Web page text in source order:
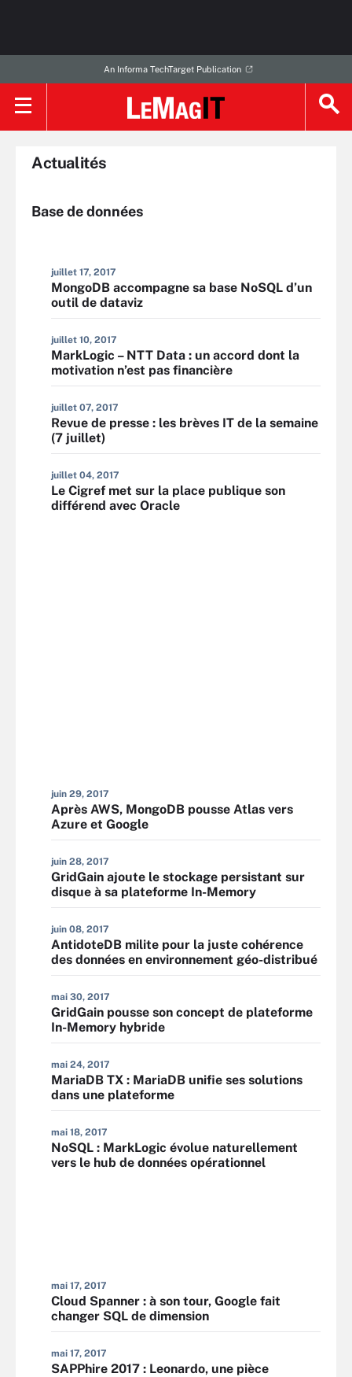
An Informa TechTarget Publication
Actualités
Base de données
juillet 17, 2017
MongoDB accompagne sa base NoSQL d’un
outil de dataviz
juillet 10, 2017
MarkLogic – NTT Data : un accord dont la
motivation n’est pas financière
juillet 07, 2017
Revue de presse : les brèves IT de la semaine
(7 juillet)
juillet 04, 2017
Le Cigref met sur la place publique son
différend avec Oracle
juin 29, 2017
Après AWS, MongoDB pousse Atlas vers
Azure et Google
juin 28, 2017
GridGain ajoute le stockage persistant sur
disque à sa plateforme In-Memory
juin 08, 2017
AntidoteDB milite pour la juste cohérence
des données en environnement géo-distribué
mai 30, 2017
GridGain pousse son concept de plateforme
In-Memory hybride
mai 24, 2017
MariaDB TX : MariaDB unifie ses solutions
dans une plateforme
mai 18, 2017
NoSQL : MarkLogic évolue naturellement
vers le hub de données opérationnel
mai 17, 2017
Cloud Spanner : à son tour, Google fait
changer SQL de dimension
mai 17, 2017
SAPPhire 2017 : Leonardo, une pièce